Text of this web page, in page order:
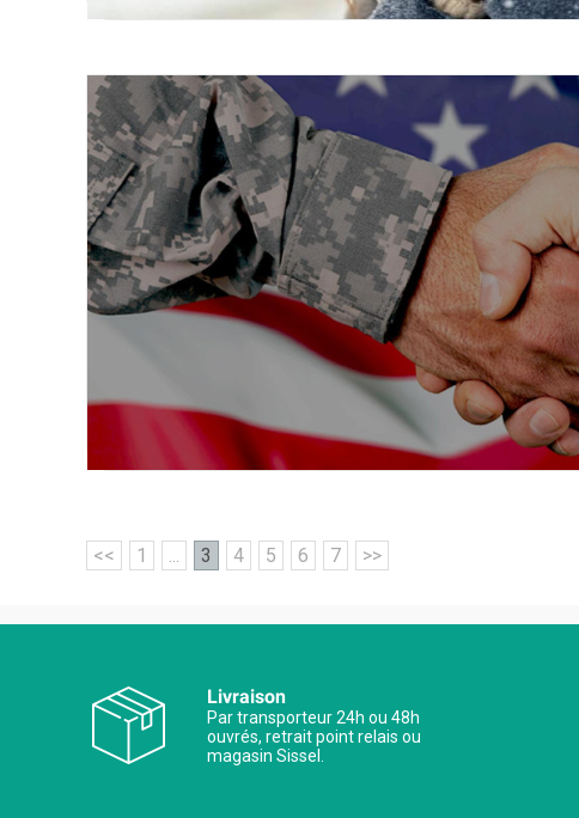
<< 1 3 4 5 6 7 >>
Livraison
Par transporteur 24h ou 48h
ouvrés, retrait point relais ou
magasin Sissel.